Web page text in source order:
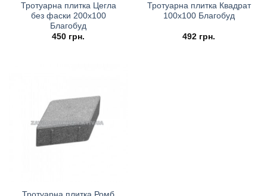
Тротуарна плитка Цегла
без фаски 200х100
Благобуд
450 грн.
Тротуарна плитка Квадрат
100х100 Благобуд
492 грн.